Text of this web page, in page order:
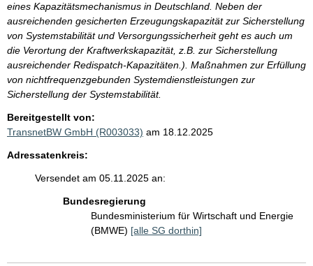
eines Kapazitätsmechanismus in Deutschland. Neben der
ausreichenden gesicherten Erzeugungskapazität zur Sicherstellung
von Systemstabilität und Versorgungssicherheit geht es auch um
die Verortung der Kraftwerkskapazität, z.B. zur Sicherstellung
ausreichender Redispatch-Kapazitäten.). Maßnahmen zur Erfüllung
von nichtfrequenzgebunden Systemdienstleistungen zur
Sicherstellung der Systemstabilität.
Bereitgestellt von:
TransnetBW GmbH (R003033) am 18.12.2025
Adressatenkreis:
Versendet am 05.11.2025 an:
Bundesregierung
Bundesministerium für Wirtschaft und Energie
(BMWE) [alle SG dorthin]